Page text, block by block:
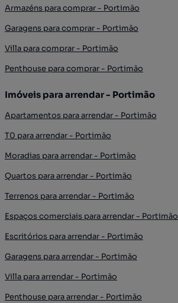
Armazéns para comprar - Portimão
Garagens para comprar - Portimão
Villa para comprar - Portimão
Penthouse para comprar - Portimão
Imóveis para arrendar - Portimão
Apartamentos para arrendar - Portimão
T0 para arrendar - Portimão
Moradias para arrendar - Portimão
Quartos para arrendar - Portimão
Terrenos para arrendar - Portimão
Espaços comerciais para arrendar - Portimão
Escritórios para arrendar - Portimão
Garagens para arrendar - Portimão
Villa para arrendar - Portimão
Penthouse para arrendar - Portimão